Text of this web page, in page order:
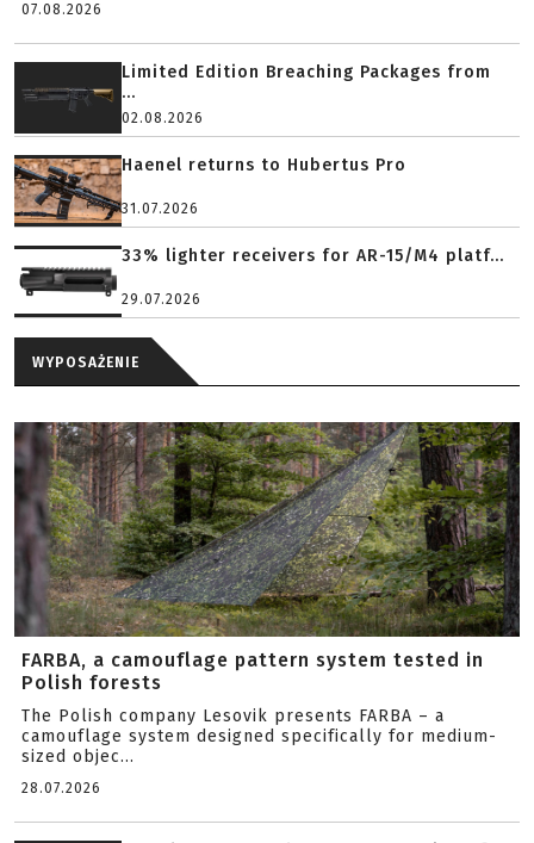
07.08.2026
Limited Edition Breaching Packages from
...
02.08.2026
Haenel returns to Hubertus Pro
31.07.2026
33% lighter receivers for AR-15/M4 platf...
29.07.2026
WYPOSAŻENIE
FARBA, a camouflage pattern system tested in
Polish forests
The Polish company Lesovik presents FARBA – a
camouflage system designed specifically for medium-
sized objec...
28.07.2026